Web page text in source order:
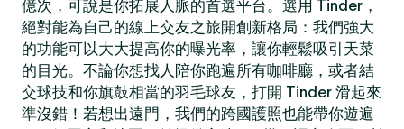
億次，可說是你拓展人脈的首選平台。選用 Tinder，
絕對能為自己的線上交友之旅開創新格局：我們強大
的功能可以大大提高你的曝光率，讓你輕鬆吸引天菜
的目光。不論你想找人陪你跑遍所有咖啡廳，或者結
交球技和你旗鼓相當的羽毛球友，打開 Tinder 滑起來
準沒錯！若想出遠門，我們的跨國護照也能帶你遊遍